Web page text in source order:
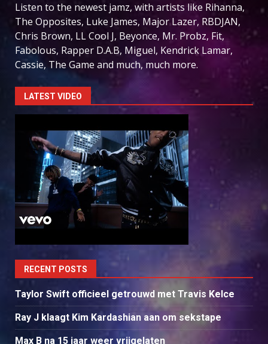
Listen to the newest jamz, with artists like Rihanna,
The Opposites, Luke James, Major Lazer, RBDJAN,
Chris Brown, LL Cool J, Beyonce, Mr. Probz, Fit,
Fabolous, Rapper D.A.B, Miguel, Kendrick Lamar,
Cassie, The Game and much, much more.
LATEST VIDEO
RECENT POSTS
Taylor Swift officieel getrouwd met Travis Kelce
Ray J klaagt Kim Kardashian aan om sekstape
Max B na 15 jaar weer vrijgelaten